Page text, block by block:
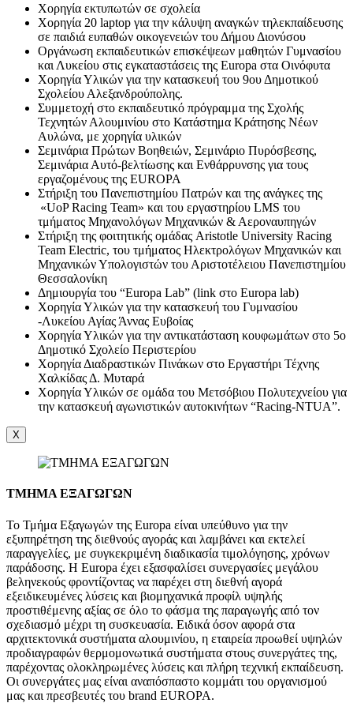
Χορηγία εκτυπωτών σε σχολεία
Χορηγία 20 laptop για την κάλυψη αναγκών τηλεκπαίδευσης
σε παιδιά ευπαθών οικογενειών του Δήμου Διονύσου
Οργάνωση εκπαιδευτικών επισκέψεων μαθητών Γυμνασίου
και Λυκείου στις εγκαταστάσεις της Europa στα Οινόφυτα
Χορηγία Υλικών για την κατασκευή του 9ου Δημοτικού
Σχολείου Αλεξανδρούπολης.
Συμμετοχή στο εκπαιδευτικό πρόγραμμα της Σχολής
Τεχνητών Αλουμινίου στο Κατάστημα Κράτησης Νέων
Αυλώνα, με χορηγία υλικών
Σεμινάρια Πρώτων Βοηθειών, Σεμινάριο Πυρόσβεσης,
Σεμινάρια Αυτό-βελτίωσης και Ενθάρρυνσης για τους
εργαζομένους της EUROPA
Στήριξη του Πανεπιστημίου Πατρών και της ανάγκες της
«UoP Racing Team» και του εργαστηρίου LMS του
τμήματος Μηχανολόγων Μηχανικών & Αεροναυπηγών
Στήριξη της φοιτητικής ομάδας Aristotle University Racing
Team Electric, του τμήματος Ηλεκτρολόγων Μηχανικών και
Μηχανικών Υπολογιστών του Αριστοτέλειου Πανεπιστημίου
Θεσσαλονίκη
Δημιουργία του “Europa Lab” (link στο Europa lab)
Χορηγία Υλικών για την κατασκευή του Γυμνασίου
-Λυκείου Αγίας Άννας Ευβοίας
Χορηγία Υλικών για την αντικατάσταση κουφωμάτων στο 5ο
Δημοτικό Σχολείο Περιστερίου
Χορηγία Διαδραστικών Πινάκων στο Εργαστήρι Τέχνης
Χαλκίδας Δ. Μυταρά
Χορηγία Υλικών σε ομάδα του Μετσόβιου Πολυτεχνείου για
την κατασκευή αγωνιστικών αυτοκινήτων “Racing-NTUA”.
X
ΤΜΗΜΑ ΕΞΑΓΩΓΩΝ
Το Τμήμα Εξαγωγών της Europa είναι υπεύθυνο για την
εξυπηρέτηση της διεθνούς αγοράς και λαμβάνει και εκτελεί
παραγγελίες, με συγκεκριμένη διαδικασία τιμολόγησης, χρόνων
παράδοσης. Η Europa έχει εξασφαλίσει συνεργασίες μεγάλου
βεληνεκούς φροντίζοντας να παρέχει στη διεθνή αγορά
εξειδικευμένες λύσεις και βιομηχανικά προφίλ υψηλής
προστιθέμενης αξίας σε όλο το φάσμα της παραγωγής από τον
σχεδιασμό μέχρι τη συσκευασία. Ειδικά όσον αφορά στα
αρχιτεκτονικά συστήματα αλουμινίου, η εταιρεία προωθεί υψηλών
προδιαγραφών θερμομονωτικά συστήματα στους συνεργάτες της,
παρέχοντας ολοκληρωμένες λύσεις και πλήρη τεχνική εκπαίδευση.
Οι συνεργάτες μας είναι αναπόσπαστο κομμάτι του οργανισμού
μας και πρεσβευτές του brand EUROPA.